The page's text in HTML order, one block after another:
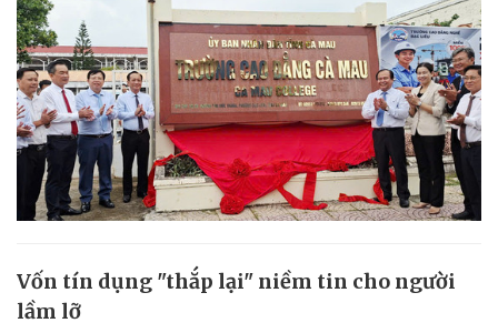
Vốn tín dụng "thắp lại" niềm tin cho người
lầm lỡ